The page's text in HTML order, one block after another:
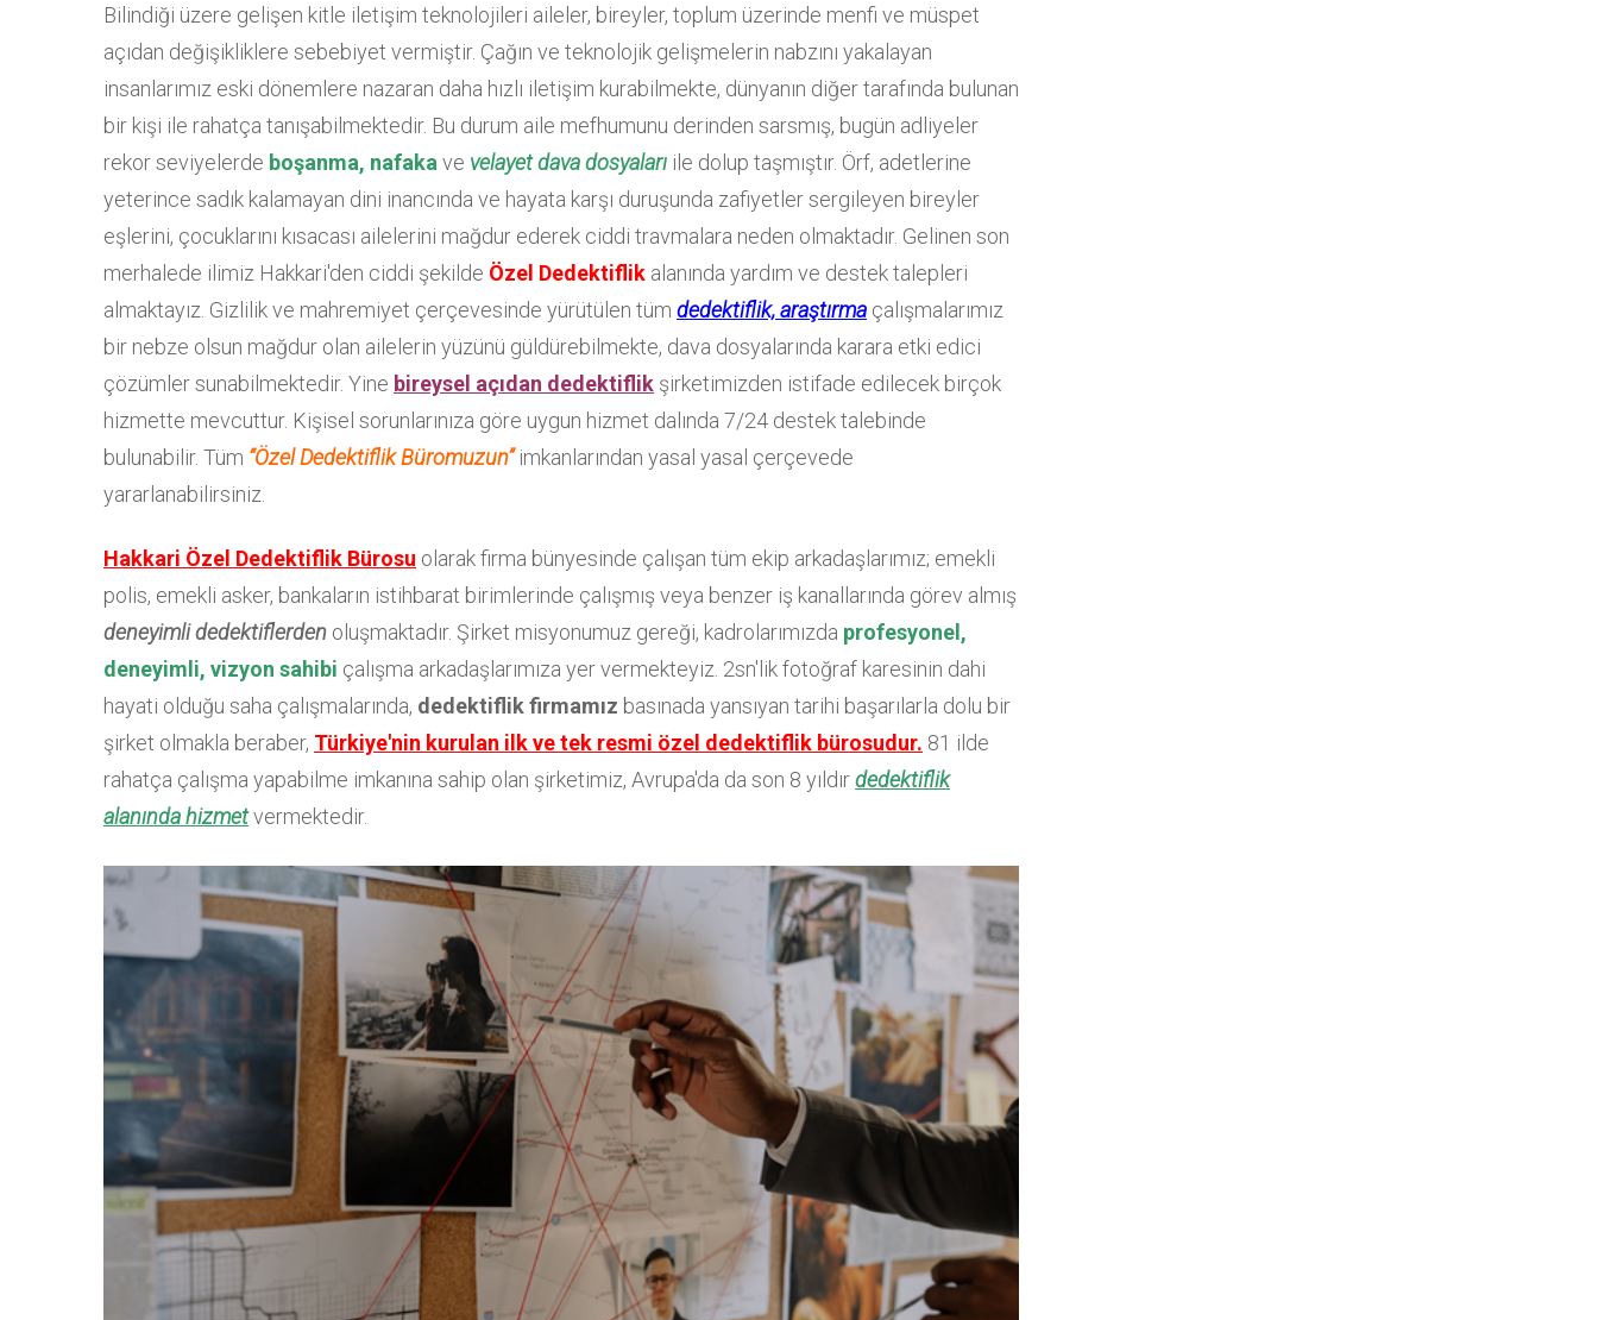
Bilindiği üzere gelişen kitle iletişim teknolojileri aileler, bireyler, toplum üzerinde menfi ve müspet
açıdan değişikliklere sebebiyet vermiştir. Çağın ve teknolojik gelişmelerin nabzını yakalayan
insanlarımız eski dönemlere nazaran daha hızlı iletişim kurabilmekte, dünyanın diğer tarafında bulunan
bir kişi ile rahatça tanışabilmektedir. Bu durum aile mefhumunu derinden sarsmış, bugün adliyeler
rekor seviyelerde boşanma, nafakave velayet dava dosyaları ile dolup taşmıştır. Örf, adetlerine
yeterince sadık kalamayan dini inancında ve hayata karşı duruşunda zafiyetler sergileyen bireyler
eşlerini, çocuklarını kısacası ailelerini mağdur ederek ciddi travmalara neden olmaktadır. Gelinen son
merhalede ilimiz Hakkari'den ciddi şekilde Özel Dedektiflik alanında yardım ve destek talepleri
almaktayız. Gizlilik ve mahremiyet çerçevesinde yürütülen tüm dedektiflik, araştırma çalışmalarımız
bir nebze olsun mağdur olan ailelerin yüzünü güldürebilmekte, dava dosyalarında karara etki edici
çözümler sunabilmektedir. Yine bireysel açıdan dedektiflik şirketimizden istifade edilecek birçok
hizmette mevcuttur. Kişisel sorunlarınıza göre uygun hizmet dalında 7/24 destek talebinde
bulunabilir. Tüm “Özel Dedektiflik Büromuzun”imkanlarından yasal yasal çerçevede
yararlanabilirsiniz.
Hakkari Özel Dedektiflik Bürosu olarak firma bünyesinde çalışan tüm ekip arkadaşlarımız; emekli
polis, emekli asker, bankaların istihbarat birimlerinde çalışmış veya benzer iş kanallarında görev almış
deneyimli dedektiflerden oluşmaktadır. Şirket misyonumuz gereği, kadrolarımızda profesyonel,
deneyimli, vizyon sahibi çalışma arkadaşlarımıza yer vermekteyiz. 2sn'lik fotoğraf karesinin dahi
hayati olduğu saha çalışmalarında, dedektiflik firmamız basınada yansıyan tarihi başarılarla dolu bir
şirket olmakla beraber, Türkiye'nin kurulan ilk ve tek resmi özel dedektiflik bürosudur. 81 ilde
rahatça çalışma yapabilme imkanına sahip olan şirketimiz, Avrupa'da da son 8 yıldırdedektiflik
alanında hizmetvermektedir.